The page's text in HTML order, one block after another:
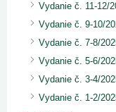
Vydanie č. 11-12/
Vydanie č. 9-10/
Vydanie č. 7-8/
Vydanie č. 5-6/
Vydanie č. 3-4/
Vydanie č. 1-2/